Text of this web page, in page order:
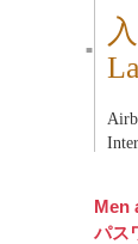
■
Men
パス